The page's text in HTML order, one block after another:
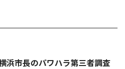
市長のパワハラ第三者調査